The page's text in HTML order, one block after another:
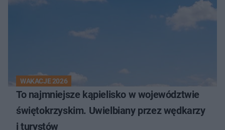
WAKACJE 2026
To najmniejsze kąpielisko w województwie
świętokrzyskim. Uwielbiany przez wędkarzy
i turystów